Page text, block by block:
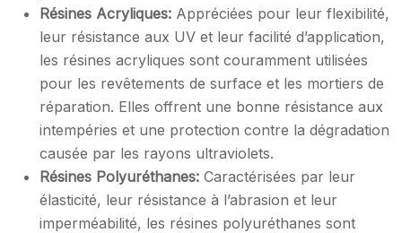
Résines Acryliques: Appréciées pour leur flexibilité,
leur résistance aux UV et leur facilité d’application,
les résines acryliques sont couramment utilisées
pour les revêtements de surface et les mortiers de
réparation. Elles offrent une bonne résistance aux
intempéries et une protection contre la dégradation
causée par les rayons ultraviolets.
Résines Polyuréthanes: Caractérisées par leur
élasticité, leur résistance à l’abrasion et leur
imperméabilité, les résines polyuréthanes sont